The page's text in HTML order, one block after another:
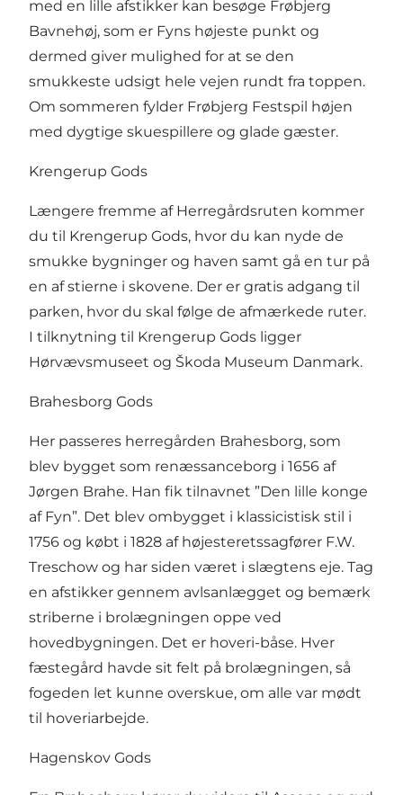
med en lille afstikker kan besøge Frøbjerg
Bavnehøj, som er Fyns højeste punkt og
dermed giver mulighed for at se den
smukkeste udsigt hele vejen rundt fra toppen.
Om sommeren fylder Frøbjerg Festspil højen
med dygtige skuespillere og glade gæster.
Krengerup Gods
Længere fremme af Herregårdsruten kommer
du til Krengerup Gods, hvor du kan nyde de
smukke bygninger og haven samt gå en tur på
en af stierne i skovene. Der er gratis adgang til
parken, hvor du skal følge de afmærkede ruter.
I tilknytning til Krengerup Gods ligger
Hørvævsmuseet og Škoda Museum Danmark.
Brahesborg Gods
Her passeres herregården Brahesborg, som
blev bygget som renæssanceborg i 1656 af
Jørgen Brahe. Han fik tilnavnet ”Den lille konge
af Fyn”. Det blev ombygget i klassicistisk stil i
1756 og købt i 1828 af højesteretssagfører F.W.
Treschow og har siden været i slægtens eje. Tag
en afstikker gennem avlsanlægget og bemærk
striberne i brolægningen oppe ved
hovedbygningen. Det er hoveri-båse. Hver
fæstegård havde sit felt på brolægningen, så
fogeden let kunne overskue, om alle var mødt
til hoveriarbejde.
Hagenskov Gods